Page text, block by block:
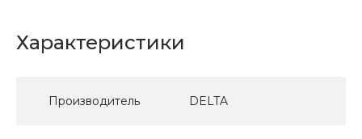
Характеристики
Производитель DELTA